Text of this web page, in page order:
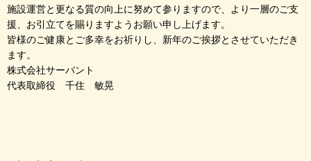
施設運営と更なる質の向上に努めて参りますので、より一層のご支
援、お引立てを賜りますようお願い申し上げます。
皆様のご健康とご多幸をお祈りし、新年のご挨拶とさせていただき
ます。
株式会社サーバント
代表取締役 千住 敏晃